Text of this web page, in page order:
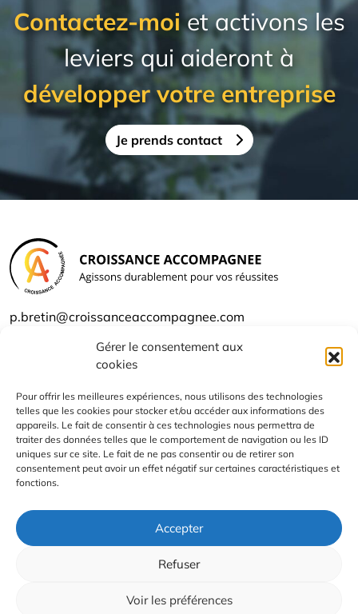
Gérer le consentement aux
cookies
Pour offrir les meilleures expériences, nous utilisons des technologies
telles que les cookies pour stocker et/ou accéder aux informations des
appareils. Le fait de consentir à ces technologies nous permettra de
traiter des données telles que le comportement de navigation ou les ID
uniques sur ce site. Le fait de ne pas consentir ou de retirer son
consentement peut avoir un effet négatif sur certaines caractéristiques et
fonctions.
Accepter
Refuser
Voir les préférences
Contactez-moiet activons les
leviers qui aideront à
développer votre entreprise
Je prends contact
p.bretin@croissanceaccompagnee.com
Les offres
Contact